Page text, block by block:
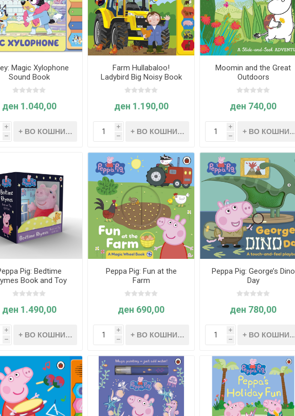
Magic Xylophone
Sound Book
ден 1.040,00
i
h
Farm Hullabaloo!
Ladybird Big Noisy Book
ден 1.190,00
i
h
Moomin and the Great
Outdoors
ден 740,00
i
h
Pig: Bedtime
Book and Toy
Gift Set
ден 1.490,00
i
h
Peppa Pig: Fun at the
Farm
ден 690,00
i
h
Peppa Pig: George’s Dino
Day
ден 780,00
i
h